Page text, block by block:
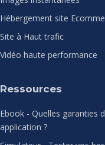
Hébergement site
Site à Haut trafic
Vidéo haute performance
Ressources
Ebook - Quelles garanties
application ?